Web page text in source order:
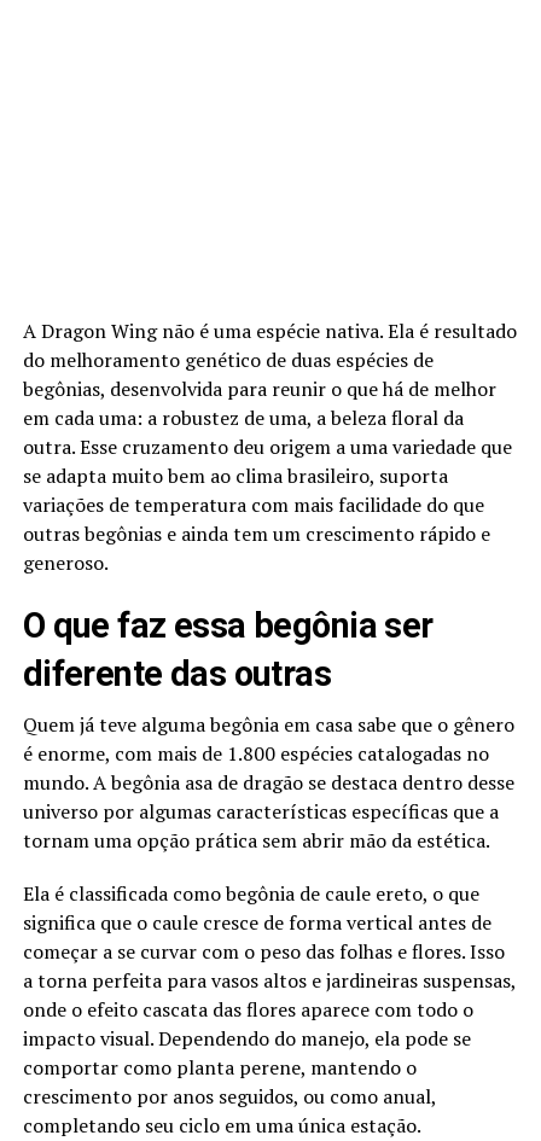
A Dragon Wing não é uma espécie nativa. Ela é resultado
do melhoramento genético de duas espécies de
begônias, desenvolvida para reunir o que há de melhor
em cada uma: a robustez de uma, a beleza floral da
outra. Esse cruzamento deu origem a uma variedade que
se adapta muito bem ao clima brasileiro, suporta
variações de temperatura com mais facilidade do que
outras begônias e ainda tem um crescimento rápido e
generoso.
O que faz essa begônia ser
diferente das outras
Quem já teve alguma begônia em casa sabe que o gênero
é enorme, com mais de 1.800 espécies catalogadas no
mundo. A begônia asa de dragão se destaca dentro desse
universo por algumas características específicas que a
tornam uma opção prática sem abrir mão da estética.
Ela é classificada como begônia de caule ereto, o que
significa que o caule cresce de forma vertical antes de
começar a se curvar com o peso das folhas e flores. Isso
a torna perfeita para vasos altos e jardineiras suspensas,
onde o efeito cascata das flores aparece com todo o
impacto visual. Dependendo do manejo, ela pode se
comportar como planta perene, mantendo o
crescimento por anos seguidos, ou como anual,
completando seu ciclo em uma única estação.